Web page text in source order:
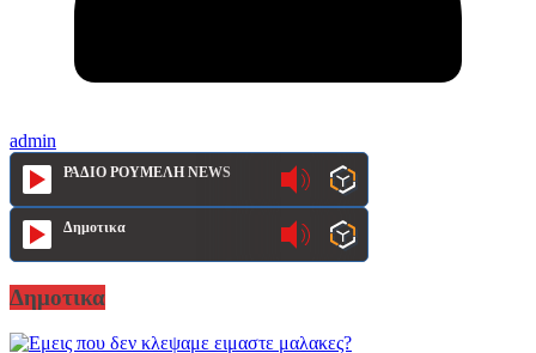
admin
ΡΑΔΙΟ ΡΟΥΜΕΛΗ NEWS
Δημοτικα
Δημοτικα